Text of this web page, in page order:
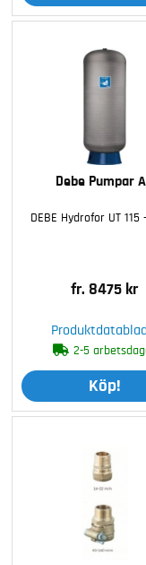
Debe Pumpar
DEBE Hydrofor UT 115
fr. 8475 kr
2-5
Köp!